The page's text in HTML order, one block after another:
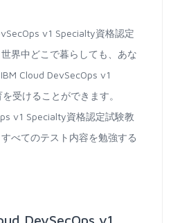
v1 Specialty資格認定
界中どこで暮らしても、あな
Cloud DevSecOps v1
受けることができます。
v1 Specialty資格認定試験教
べてのテスト内容を勉強する